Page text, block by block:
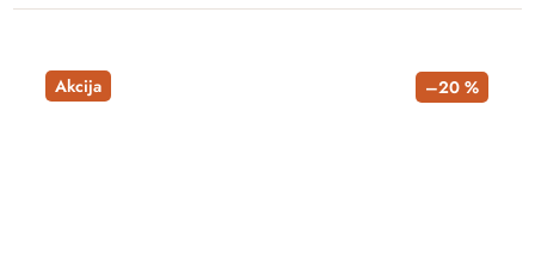
Akcija –20 %